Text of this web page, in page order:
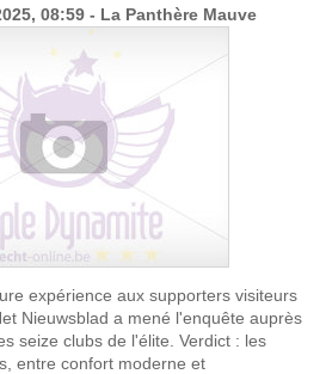
08:59 - La Panthère Mauve
expérience aux supporters visiteurs
Nieuwsblad a mené l'enquête auprès
seize clubs de l'élite. Verdict : les
entre confort moderne et